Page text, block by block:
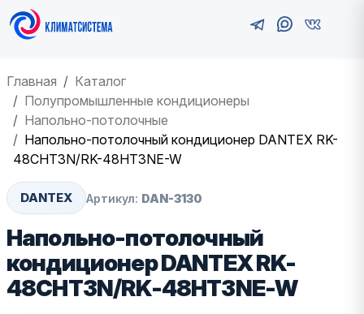
Главная
Каталог
Полупромышленные кондиционеры
Напольно-потолочные
Напольно-потолочный кондиционер DANTEX RK-
48CHT3N/RK-48HT3NE-W
DANTEX Артикул: DAN-3130
Напольно-потолочный
кондиционер DANTEX RK-
48CHT3N/RK-48HT3NE-W